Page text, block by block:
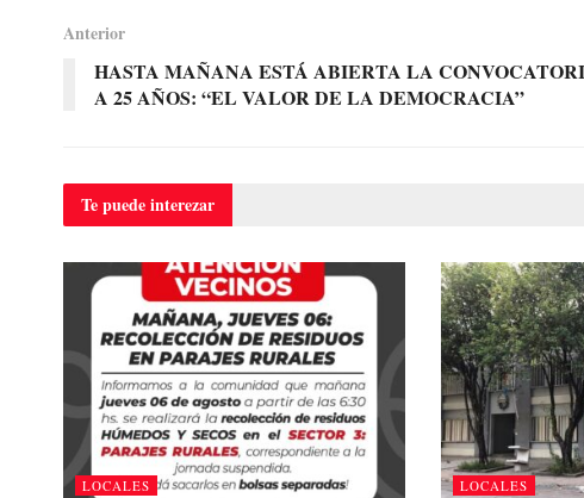
Anterior
HASTA MAÑANA ESTÁ ABIERTA LA
A 25 AÑOS: “EL VALOR DE LA DEMOCRACIA”
Te puedeinterezar
LOCALES LOCALES